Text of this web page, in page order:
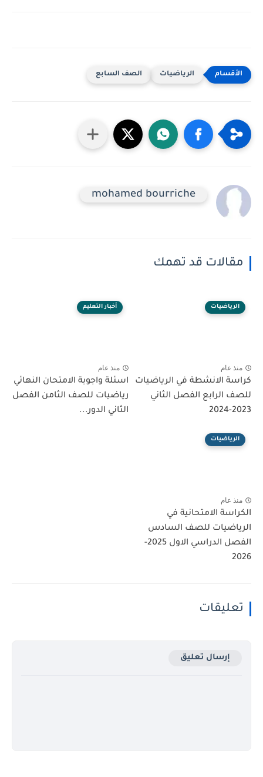
الرياضيات الصف السابع
mohamed bourriche
مقالات قد تهمك
الرياضيات
منذ عام
كراسة الانشطة في الرياضيات
للصف الرابع الفصل الثاني
2023-2024
أخبار التعليم
منذ عام
اسئلة واجوبة الامتحان النهائي
رياضيات للصف الثامن الفصل
الثاني الدور...
الرياضيات
منذ عام
الكراسة الامتحانية في
الرياضيات للصف السادس
الفصل الدراسي الاول 2025-
2026
تعليقات
إرسال تعليق